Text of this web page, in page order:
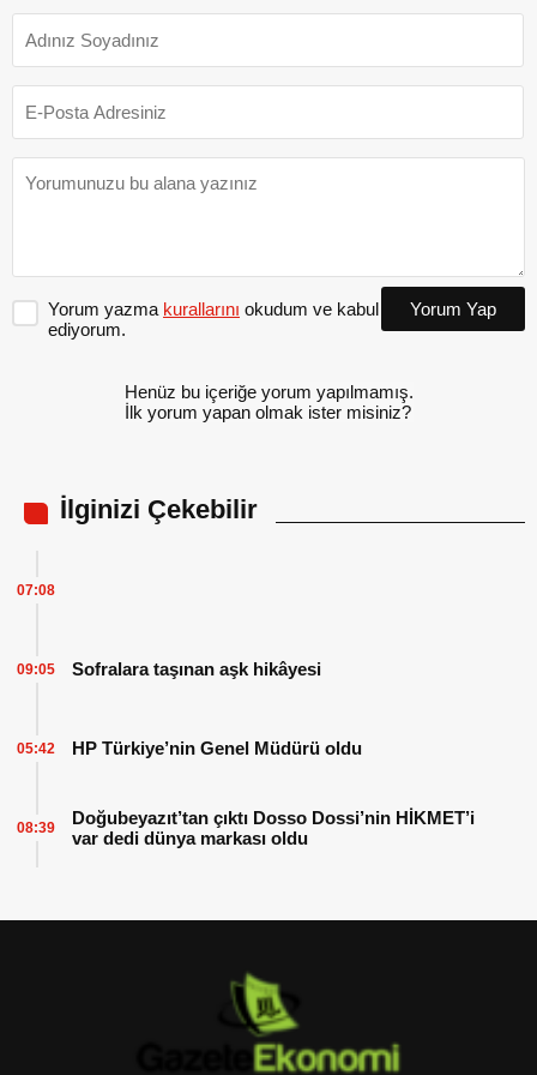
Yorum yazma kurallarını okudum ve kabul
ediyorum.
Yorum Yap
Henüz bu içeriğe yorum yapılmamış.
İlk yorum yapan olmak ister misiniz?
İlginizi Çekebilir
07:08
Sofralara taşınan aşk hikâyesi
09:05
HP Türkiye’nin Genel Müdürü oldu
05:42
Doğubeyazıt’tan çıktı Dosso Dossi’nin HİKMET’i
var dedi dünya markası oldu
08:39